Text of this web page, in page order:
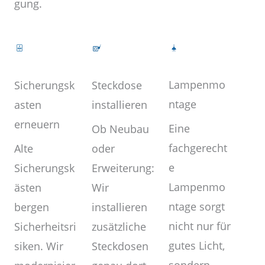
gung.
Sicherungsk
asten
erneuern
Alte
Sicherungsk
ästen
bergen
Sicherheitsri
siken. Wir
Steckdose
installieren
Ob Neubau
oder
Erweiterung:
Wir
installieren
zusätzliche
Steckdosen
Lampenmo
ntage
Eine
fachgerecht
e
Lampenmo
ntage sorgt
nicht nur für
gutes Licht,